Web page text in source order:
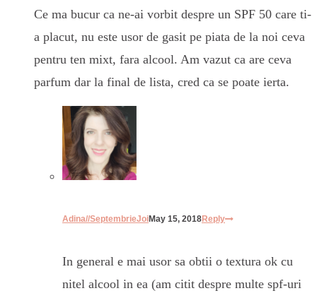
Ce ma bucur ca ne-ai vorbit despre un SPF 50 care ti-
a placut, nu este usor de gasit pe piata de la noi ceva
pentru ten mixt, fara alcool. Am vazut ca are ceva
parfum dar la final de lista, cred ca se poate ierta.
Adina//SeptembrieJoiMay 15, 2018Reply
In general e mai usor sa obtii o textura ok cu
nitel alcool in ea (am citit despre multe spf-uri